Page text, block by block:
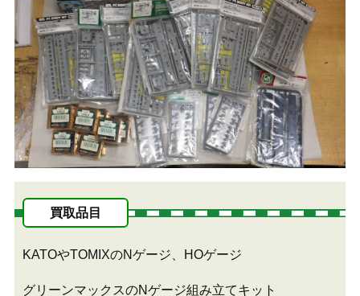
買取品目
KATOやTOMIXのNゲージ、HOゲージ
グリーンマックスのNゲージ組み立てキット